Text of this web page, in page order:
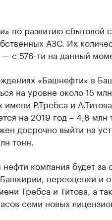
по развитию сбытовой
АЗС. Их
с 576-ти на данный
«Башнефти» в
на уровне около 15
имени Р.Требса и
на 2019 год – 4,8 млн
досрочно выйти на
тонн.
компания будет за
переоценки и
Требса и Титова, а
семи новых